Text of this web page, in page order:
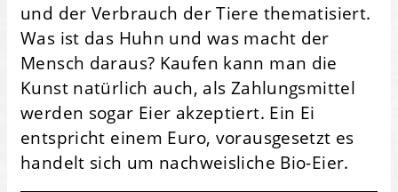
und der Verbrauch der Tiere thematisiert.
Was ist das Huhn und was macht der
Mensch daraus? Kaufen kann man die
Kunst natürlich auch, als Zahlungsmittel
werden sogar Eier akzeptiert. Ein Ei
entspricht einem Euro, vorausgesetzt es
handelt sich um nachweisliche Bio-Eier.